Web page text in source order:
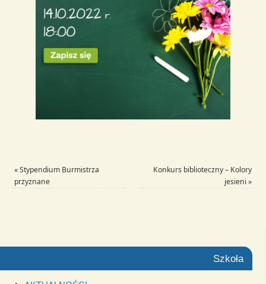
«Stypendium Burmistrza
przyznane
Konkurs biblioteczny – Kolory
jesieni »
Szkoła